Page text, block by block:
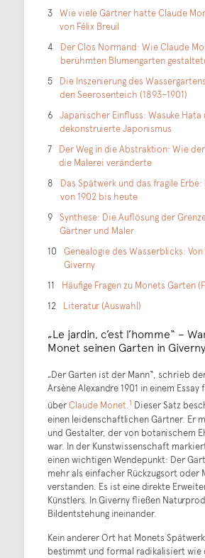
Wie viele Gärtner hatte Claude
von Félix Breuil
Der Clos Normand: Wie Claude
berühmten Blumengarten
Die Inszenierung des
den Seerosenteich (1893–1901)
Japanischer Einfluss: Wasuke Hata
dekonstruierte Japonismus
Der Weg in die Abstraktion: Wie
die Malerei veränderte
Das Spätwerk und das fragile
von 1902 bis heute
Synthese: Die Auflösung der
Gärtner und Maler
Genealogie des Wasserblicks:
Giverny
Häufige Fragen zu Monets Garten
Literatur (Auswahl)
„Le jardin, c’est l’homme“ –
Monet seinen Garten in
„Der Garten ist der Mann“, schrieb
Arsène Alexandre 1901 in einem Essay
überClaude Monet.1 Dieser Satz
einen leidenschaftlichen Gärtner. Er
und Gestalter, der von botanischem
war. In der Kunstwissenschaft
einen wichtigen Wendepunkt: Der
mehr als einfacher Rückzugsort oder
verstanden. Es ist eine direkte
Künstlers. In Giverny fließen
Bildentstehung ineinander.
Kein anderer Ort hat Monets
bestimmt und formal radikalisiert wie